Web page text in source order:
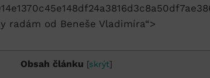
radám od Beneše Vladimíra“>
Obsah článku [skrýt]